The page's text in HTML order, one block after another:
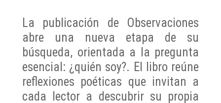
La publicación de Observaciones
abre una nueva etapa de su
búsqueda, orientada a la pregunta
esencial: ¿quién soy?. El libro reúne
reflexiones poéticas que invitan a
cada lector a descubrir su propia